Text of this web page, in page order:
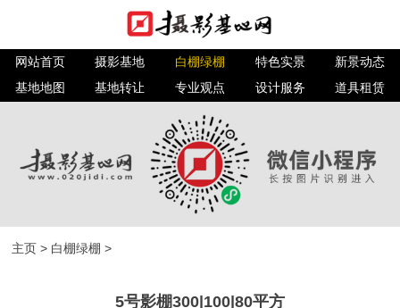
网站首页 摄影基地 白棚绿棚 特色实景
新景动态
基地地图
基地转让 专业观点 设计服务 道具租赁
主页 > 白棚绿棚 >
5号影棚300|100|80平方